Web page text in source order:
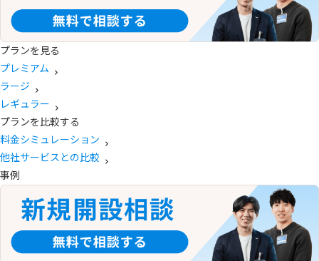
プランを見る
プレミアム
ラージ
レギュラー
プランを比較する
料金シミュレーション
他社サービスとの比較
事例